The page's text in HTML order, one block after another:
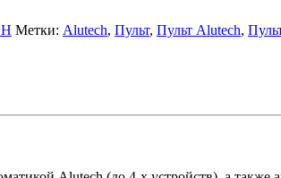
Метки: Alutech, Пульт, Пульт Alutech,